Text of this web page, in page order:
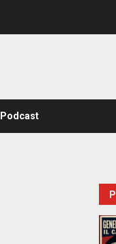
Podcast